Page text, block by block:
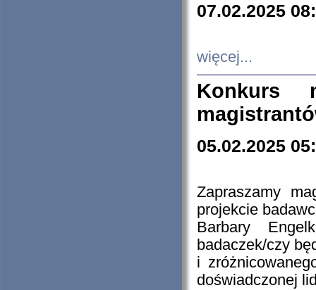
07.02.2025
więcej...
Konkurs
05.02.2025
Zapraszamy
projekcie
Barbary
badaczek/czy
i
doświadczonej